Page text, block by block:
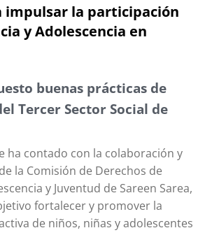
impulsar la participación
y Adolescencia en
buenas prácticas de
Tercer Sector Social de
ha contado con la colaboración y
la Comisión de Derechos de
y Juventud de Sareen Sarea,
fortalecer y promover la
de niños, niñas y adolescentes